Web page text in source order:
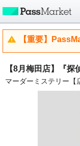
【重要】
【8月梅田店】『探
マーダーミステリー【